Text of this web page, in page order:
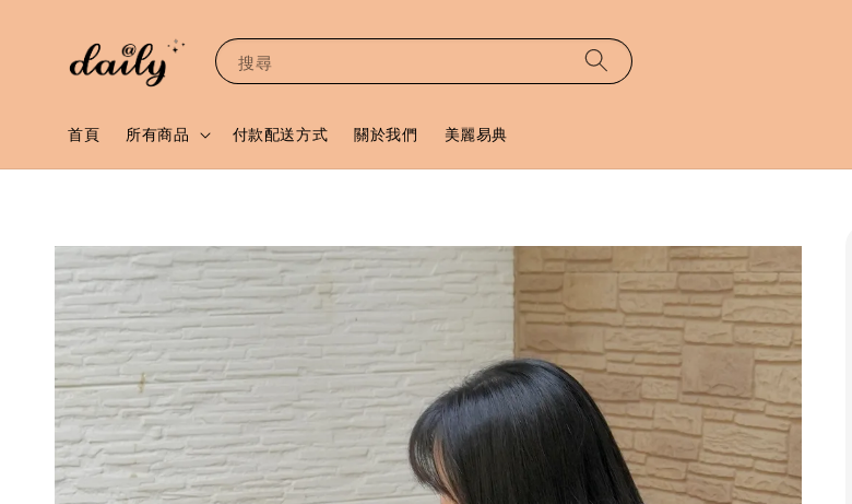
搜尋
首頁 所有商品 付款配送方式 關於我們 美麗易典